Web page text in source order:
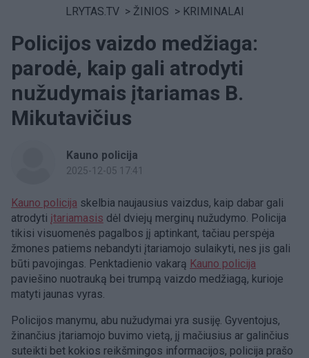
LRYTAS.TV > ŽINIOS > KRIMINALAI
Policijos vaizdo medžiaga:
parodė, kaip gali atrodyti
nužudymais įtariamas B.
Mikutavičius
Kauno policija
2025-12-05 17:41
Kauno policija skelbia naujausius vaizdus, kaip dabar gali
atrodyti įtariamasis dėl dviejų merginų nužudymo. Policija
tikisi visuomenės pagalbos jį aptinkant, tačiau perspėja
žmones patiems nebandyti įtariamojo sulaikyti, nes jis gali
būti pavojingas. Penktadienio vakarą Kauno policija
paviešino nuotrauką bei trumpą vaizdo medžiagą, kurioje
matyti jaunas vyras.
Policijos manymu, abu nužudymai yra susiję. Gyventojus,
žinančius įtariamojo buvimo vietą, jį mačiusius ar galinčius
suteikti bet kokios reikšmingos informacijos, policija prašo